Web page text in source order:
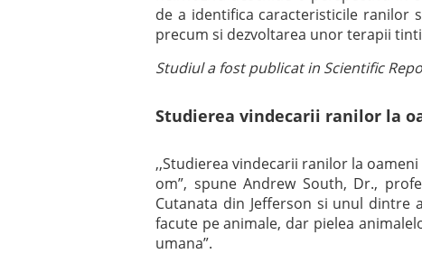
de a identifica caracteristicile ranilor
precum si dezvoltarea unor terapii
Studiul a fost publicat in Scientific
Studierea vindecarii ranilor la
,,Studierea vindecarii ranilor la
om”, spune Andrew South, Dr.,
Cutanata din Jefferson si unul dintre
facute pe animale, dar pielea
umana”.